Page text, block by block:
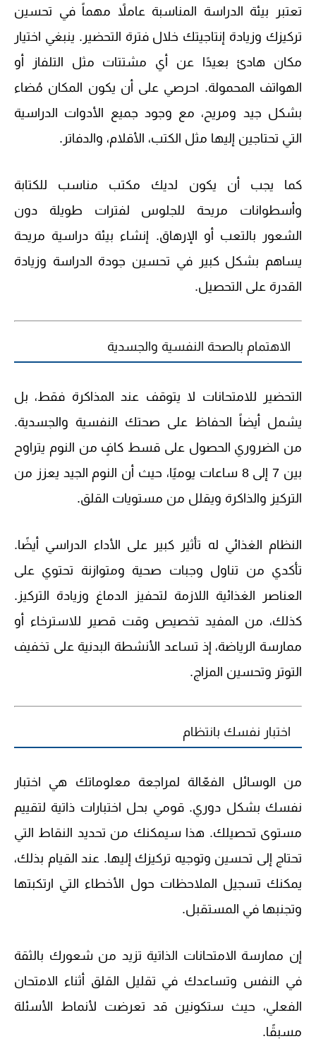
تعتبر بيئة الدراسة المناسبة عاملاً مهماً في تحسين
تركيزك وزيادة إنتاجيتك خلال فترة التحضير. ينبغي اختيار
مكان هادئ بعيدًا عن أي مشتتات مثل التلفاز أو
الهواتف المحمولة. احرصي على أن يكون المكان مُضاء
بشكل جيد ومريح، مع وجود جميع الأدوات الدراسية
التي تحتاجين إليها مثل الكتب، الأقلام، والدفاتر.
كما يجب أن يكون لديك مكتب مناسب للكتابة
وأسطوانات مريحة للجلوس لفترات طويلة دون
الشعور بالتعب أو الإرهاق. إنشاء بيئة دراسية مريحة
يساهم بشكل كبير في تحسين جودة الدراسة وزيادة
القدرة على التحصيل.
الاهتمام بالصحة النفسية والجسدية
التحضير للامتحانات لا يتوقف عند المذاكرة فقط، بل
يشمل أيضاً الحفاظ على صحتك النفسية والجسدية.
من الضروري الحصول على قسط كافٍ من النوم يتراوح
بين 7 إلى 8 ساعات يوميًا، حيث أن النوم الجيد يعزز من
التركيز والذاكرة ويقلل من مستويات القلق.
النظام الغذائي له تأثير كبير على الأداء الدراسي أيضًا.
تأكدي من تناول وجبات صحية ومتوازنة تحتوي على
العناصر الغذائية اللازمة لتحفيز الدماغ وزيادة التركيز.
كذلك، من المفيد تخصيص وقت قصير للاسترخاء أو
ممارسة الرياضة، إذ تساعد الأنشطة البدنية على تخفيف
التوتر وتحسين المزاج.
اختبار نفسك بانتظام
من الوسائل الفعّالة لمراجعة معلوماتك هي اختبار
نفسك بشكل دوري. قومي بحل اختبارات ذاتية لتقييم
مستوى تحصيلك. هذا سيمكنك من تحديد النقاط التي
تحتاج إلى تحسين وتوجيه تركيزك إليها. عند القيام بذلك،
يمكنك تسجيل الملاحظات حول الأخطاء التي ارتكبتها
وتجنبها في المستقبل.
إن ممارسة الامتحانات الذاتية تزيد من شعورك بالثقة
في النفس وتساعدك في تقليل القلق أثناء الامتحان
الفعلي، حيث ستكونين قد تعرضت لأنماط الأسئلة
مسبقًا.